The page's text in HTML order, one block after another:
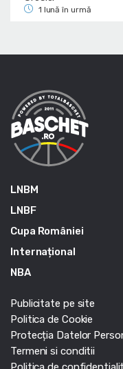
1 lună în urmă
LNBM
LNBF
Cupa României
Internațional
NBA
Publicitate pe site
Politica de Cookie
Protecția Datelor
Termeni si conditii